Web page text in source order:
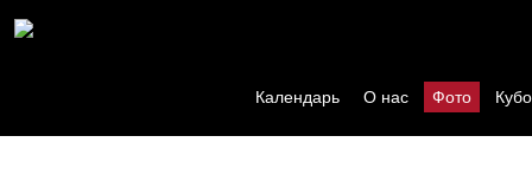
Календарь О нас Фото